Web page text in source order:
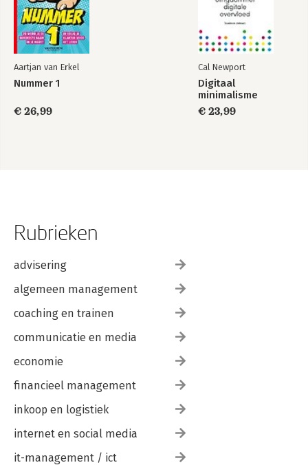
A Projecten visualiseren met een canvas
Wat is een canvas?
Wat kun je ermee?
Suggesties krijgen
Project voltooien
Aartjan van Erkel
Nummer 1
€ 26,99
Cal Newport
Digitaal
minimalisme
€ 23,99
Rubrieken
advisering
algemeen management
coaching en trainen
communicatie en media
economie
financieel management
inkoop en logistiek
internet en social media
it-management / ict